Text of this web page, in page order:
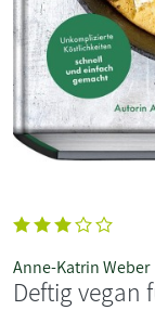
Anne-Katrin Weber
Deftig vegan